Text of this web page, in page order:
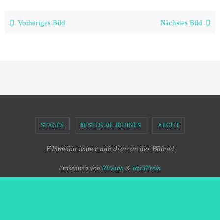
Vorheriges Bild Nächstes Bild
STAGES RESTLICHE BÜHNEN ABOUT
FJSmedia immer nah dran an der Bühne!
Präsentiert von Nirvana & WordPress.